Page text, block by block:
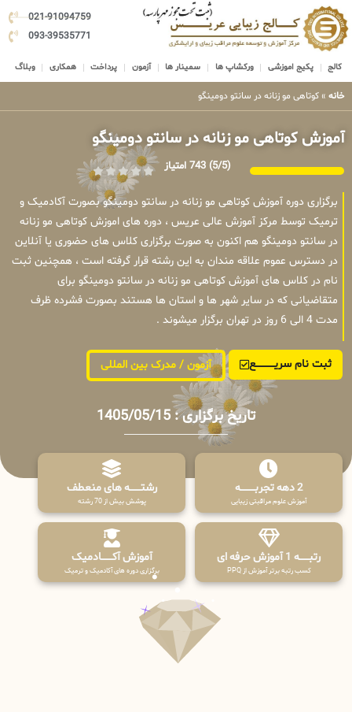
021-91094759
093-39535771
کالج پکیج اموزشی ورکشاپ ها سمینار ها آزمون پرداخت همکاری وبلاگ
خانه » کوتاهی مو زنانه در سانتو دومینگو
آموزش کوتاهی مو زنانه در سانتو دومینگو
(5/5) 743 امتیاز
برگزاری دوره آموزش کوتاهی مو زنانه در سانتو دومینگو بصورت آکادمیک و
ترمیک توسط مرکز آموزش عالی عریس ، دوره های اموزش کوتاهی مو زنانه
در سانتو دومینگو هم اکنون به صورت برگزاری کلاس های حضوری یا آنلاین
در دسترس عموم علاقه مندان به این رشته قرار گرفته است ، همچنین ثبت
نام در کلاس های آموزش کوتاهی مو زنانه در سانتو دومینگو برای
متقاضیانی که در سایر شهر ها و استان ها هستند بصورت فشرده ظرف
مدت 4 الی 6 روز در تهران برگزار میشوند .
ثبت نام سریــــــــــــع آزمون / مدرک بین المللی
تاریخ برگزاری : 1405/05/15
2 دهه تجربـــــــــه
آموزش علوم مراقبتی زیبایی
رشتـــــــه های منعطف
پوشش بیش از 70 رشته
رتبــــــه 1 آموزش حرفه ای
کسب رتبه برتر آموزش از PPQ
آموزش آکـــــــادمیک
برگزاری دوره های آکادمیک و ترمیک